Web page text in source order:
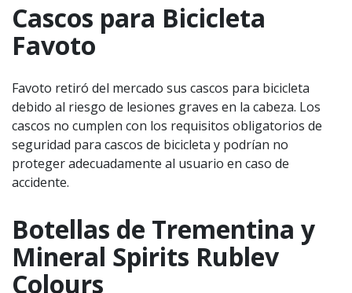
Cascos para Bicicleta
Favoto
Favoto retiró del mercado sus cascos para bicicleta
debido al riesgo de lesiones graves en la cabeza. Los
cascos no cumplen con los requisitos obligatorios de
seguridad para cascos de bicicleta y podrían no
proteger adecuadamente al usuario en caso de
accidente.
Botellas de Trementina y
Mineral Spirits Rublev
Colours